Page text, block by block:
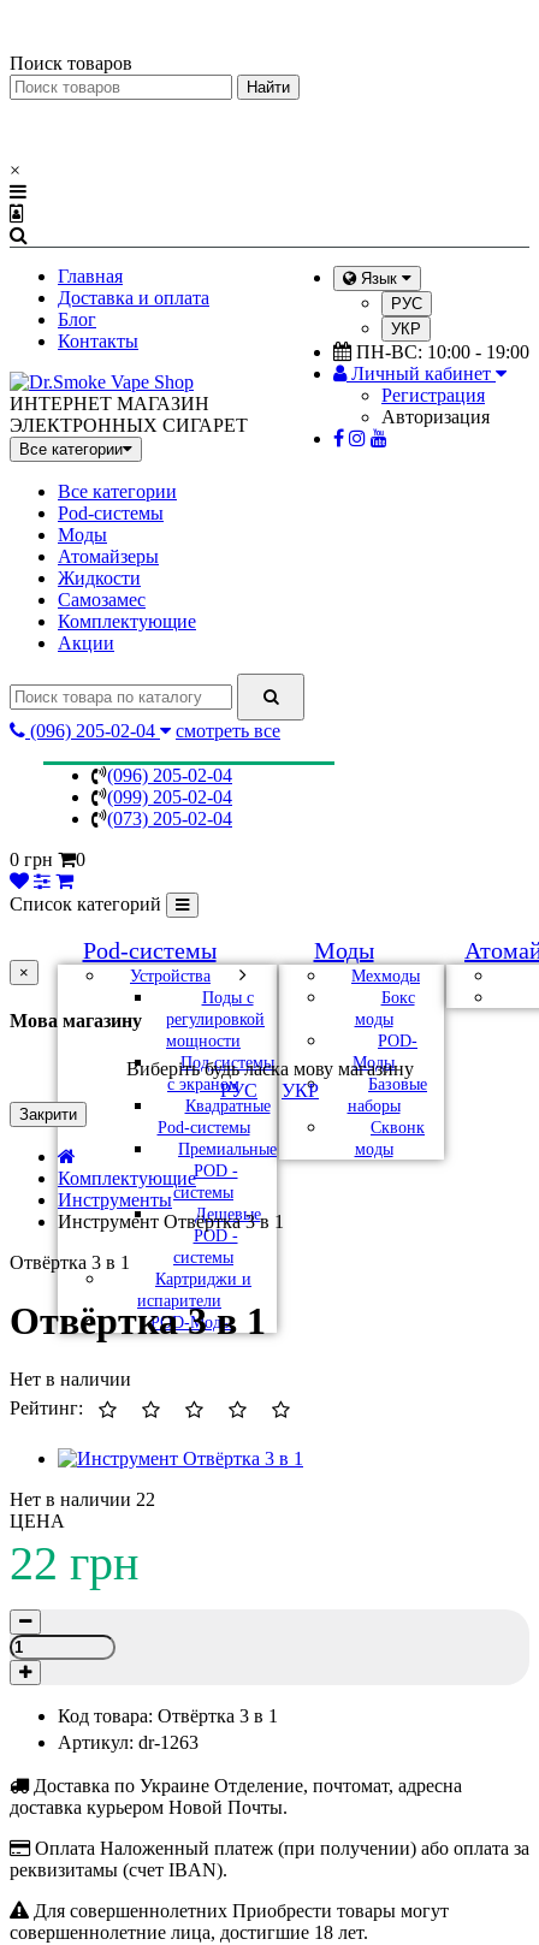
Поиск товаров
×
Главная
Доставка и оплата
Блог
Контакты
Язык
РУС
УКР
ПН-ВС: 10:00 - 19:00
Личный кабинет
Регистрация
Авторизация
ИНТЕРНЕТ МАГАЗИН
ЭЛЕКТРОННЫХ СИГАРЕТ
Все категории
Все категории
Pod-системы
Моды
Атомайзеры
Жидкости
Самозамес
Комплектующие
Акции
(096) 205-02-04 смотреть все
(096) 205-02-04
(099) 205-02-04
(073) 205-02-04
0 грн
0
Список категорий
Pod-системы
Устройства
Поды с
регулировкой
мощности
Под системы
с экраном
Квадратные
Pod-системы
Премиальные
POD -
системы
Дешевые
POD -
системы
Картриджи и
испарители
POD-Моды
Моды
Мехмоды
Бокс
моды
POD-
Моды
Базовые
наборы
Сквонк
моды
×
Мова магазину
Виберіть будь ласка мову магазину
РУС
УКР
Закрити
Комплектующие
Инструменты
Инструмент Отвёртка 3 в 1
Отвёртка 3 в 1
Отвёртка 3 в 1
Нет в наличии
Рейтинг:
Нет в наличии 22
ЦЕНА
22 грн
Код товара: Отвёртка 3 в 1
Артикул: dr-1263
Доставка по Украине Отделение, почтомат, адресна
доставка курьером Новой Почты.
Оплата Наложенный платеж (при получении) або оплата за
реквизитамы (счет IBAN).
Для совершеннолетних Приобрести товары могут
совершеннолетние лица, достигшие 18 лет.